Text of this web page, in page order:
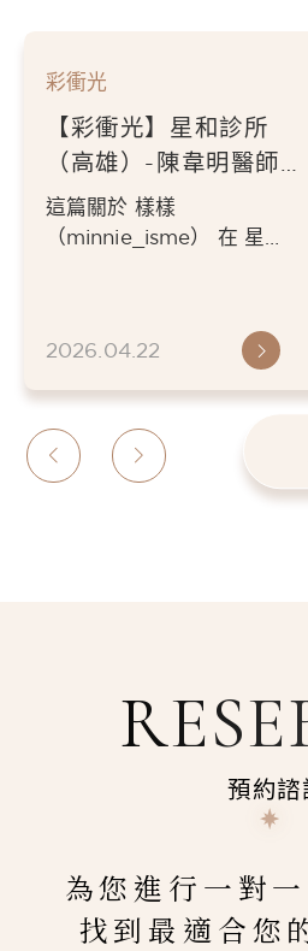
【彩衝
（高雄
每個月
一樣選
高雄彩衝
診所（高
業操作
濾光片
紅、痘...
預約諮
為您進行一對
找到最適合您